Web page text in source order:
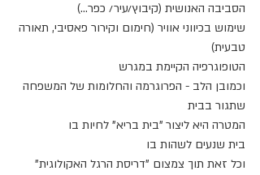
הסביבה האנושית (קיבוץ/עיר/ כפר...)
שימוש בכיווני אוויר (חימום וקירור פאסיבי, תאורה
טבעית)
הטופוגרפיה הקיימת במגרש
וכמובן הלב - הפרוגרמה והחלומות של המשפחה
שתגור בבית
המטרה היא ליצור "בית בריא" לחיות בו
בית שנעים לשהות בו
וכל זאת תוך צמצום "דריסת הרגל האקולוגית"